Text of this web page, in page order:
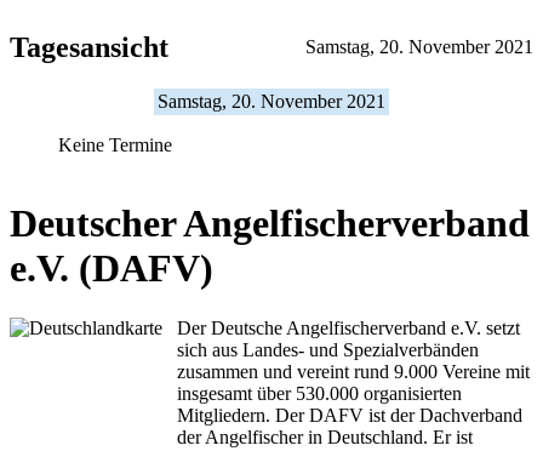
Tagesansicht Samstag, 20. November 2021
Samstag, 20. November 2021
Keine Termine
Deutscher Angelfischerverband
e.V. (DAFV)
Der Deutsche Angelfischerverband e.V. setzt
sich aus Landes- und Spezialverbänden
zusammen und vereint rund 9.000 Vereine mit
insgesamt über 530.000 organisierten
Mitgliedern. Der DAFV ist der Dachverband
der Angelfischer in Deutschland. Er ist